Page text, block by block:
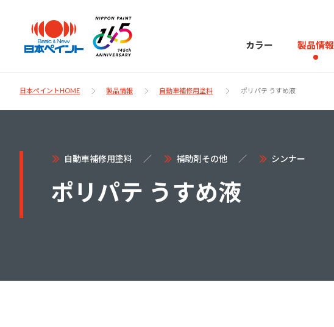
カラー 製品情報
建築・重防食・自動車補修用の各分野で、
ニッペラボ
お客様サポー
日本ペイント
に
ついて
日本ペイントHOME 製品情報 自動車補修用塗料 ポリパテ うすめ液
自動車補修用塗料 補助剤その他 シンナー
ポリパテ うすめ液